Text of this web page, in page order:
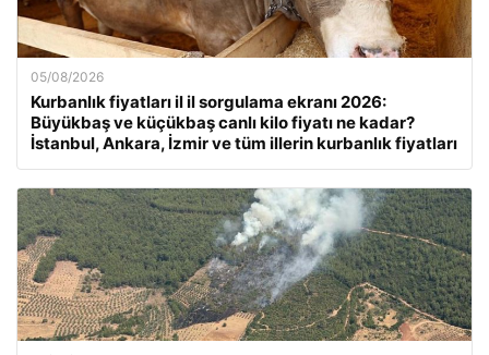
05/08/2026
Kurbanlık fiyatları il il sorgulama ekranı 2026:
Büyükbaş ve küçükbaş canlı kilo fiyatı ne kadar?
İstanbul, Ankara, İzmir ve tüm illerin kurbanlık fiyatları